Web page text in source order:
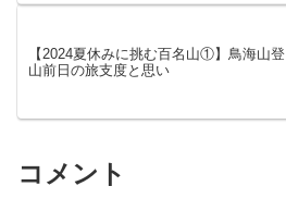
【2024夏休みに挑む百名山①】鳥海山登
山前日の旅支度と思い
コメント